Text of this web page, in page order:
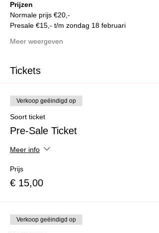
Prijzen
Normale prijs €20,-
Presale €15,- t/m zondag 18 februari
Meer weergeven
Tickets
Verkoop geëindigd op
Soort ticket
Pre-Sale Ticket
Meer info
Prijs
€ 15,00
Verkoop geëindigd op